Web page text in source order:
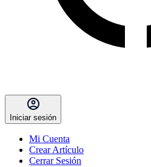
Iniciar sesión
Mi Cuenta
Crear Artículo
Cerrar Sesión